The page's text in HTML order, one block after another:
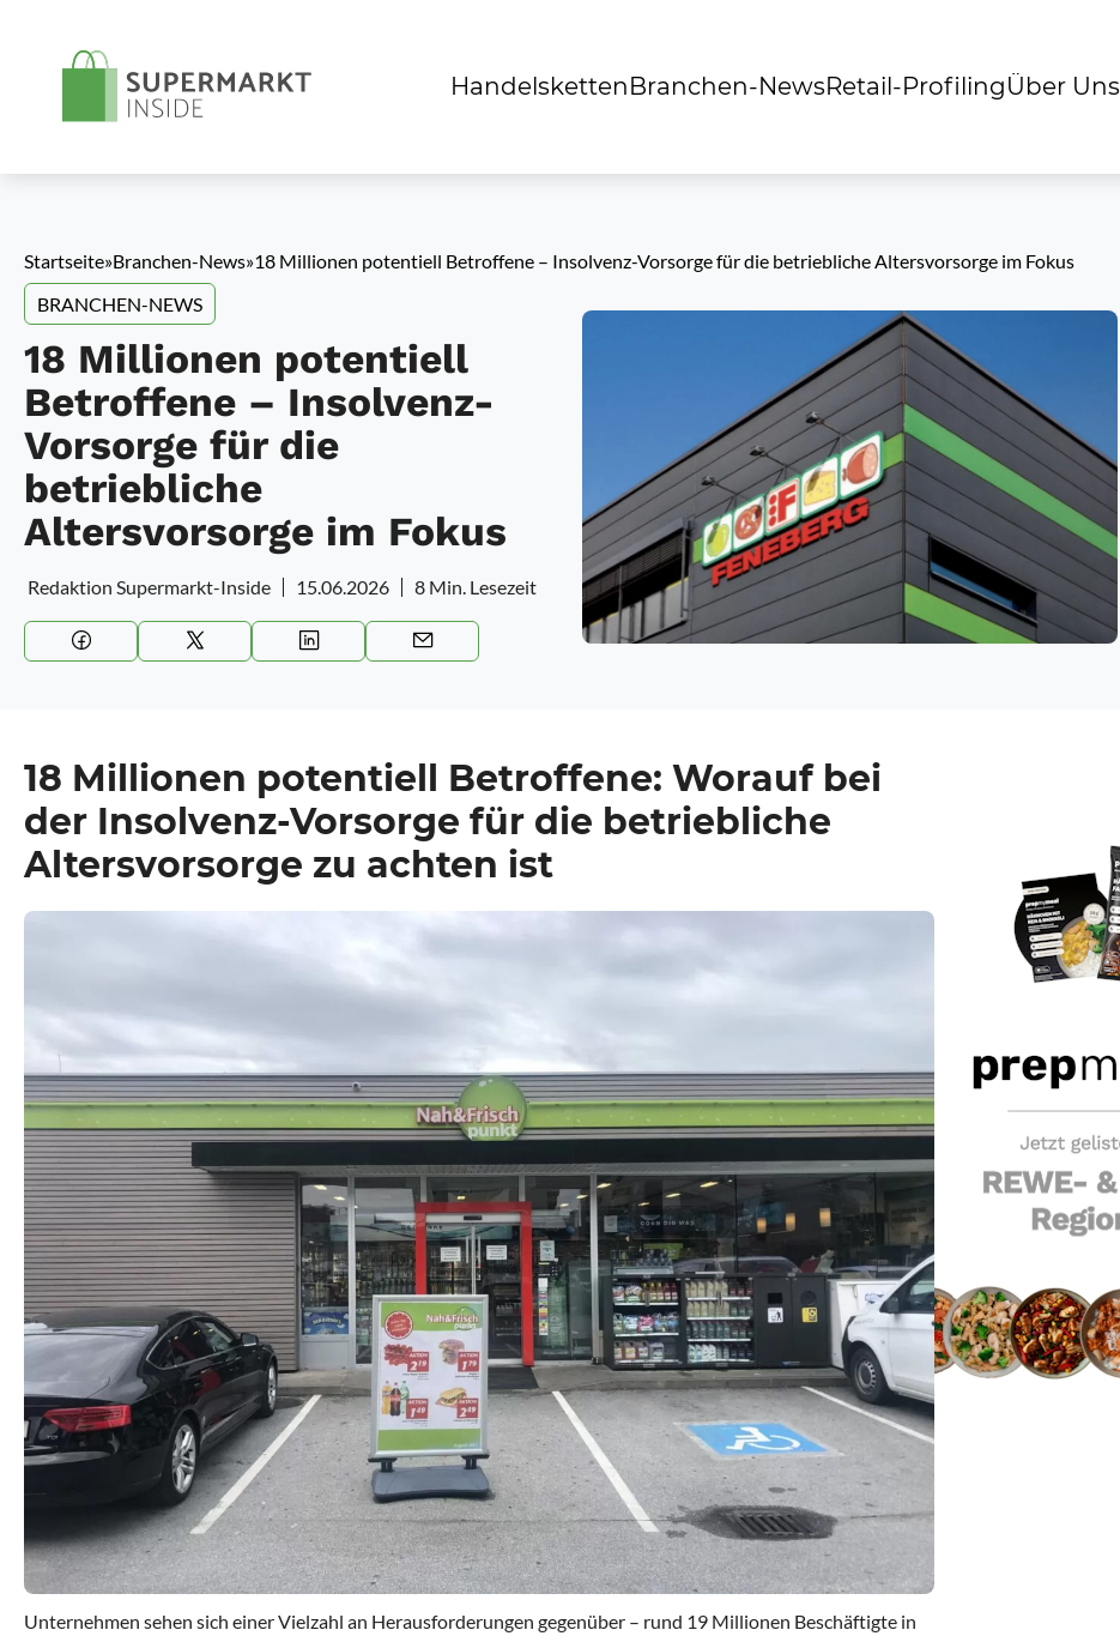
Handelsketten Branchen-NewsRetail-ProfilingÜber Uns
Startseite»Branchen-News»18 Millionen potentiell Betroffene – Insolvenz-Vorsorge für die betriebliche Altersvorsorge im Fokus
BRANCHEN-NEWS
18 Millionen potentiell
Betroffene – Insolvenz-
Vorsorge für die
betriebliche
Altersvorsorge im Fokus
Redaktion Supermarkt-Inside 15.06.2026 8 Min. Lesezeit
18 Millionen potentiell Betroffene: Worauf bei
der Insolvenz-Vorsorge für die betriebliche
Altersvorsorge zu achten ist
Unternehmen sehen sich einer Vielzahl an Herausforderungen gegenüber – rund 19 Millionen Beschäftigte in